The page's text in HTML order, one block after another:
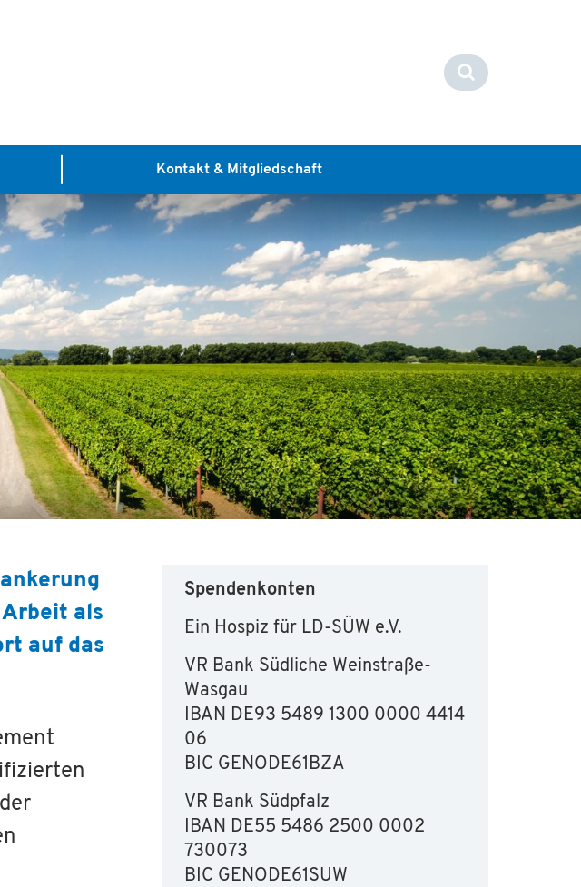
Kontakt & Mitgliedschaft
als
auf das
Spendenkonten
Ein Hospiz für LD-SÜW e.V.
VR Bank Südliche Weinstraße-
Wasgau
IBAN DE93 5489 1300 0000 4414
06
BIC GENODE61BZA
VR Bank Südpfalz
IBAN DE55 5486 2500 0002
730073
BIC GENODE61SUW